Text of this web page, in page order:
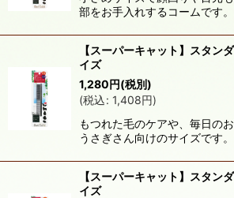
部をお手入れするコームです。
【スーパーキャット】スタ
イズ
1,280円(税別)
(税込: 1,408円)
もつれた毛のケアや、毎日の
うさぎさん向けのサイズです。
【スーパーキャット】スタ
イズ